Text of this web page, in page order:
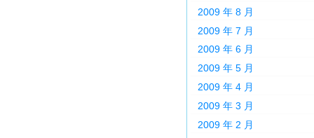
2009 年 8 月
2009 年 7 月
2009 年 6 月
2009 年 5 月
2009 年 4 月
2009 年 3 月
2009 年 2 月